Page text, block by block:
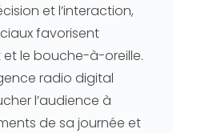
et l’interaction,
favorisent
et le bouche-à-oreille.
radio digital
l’audience à
de sa journée et